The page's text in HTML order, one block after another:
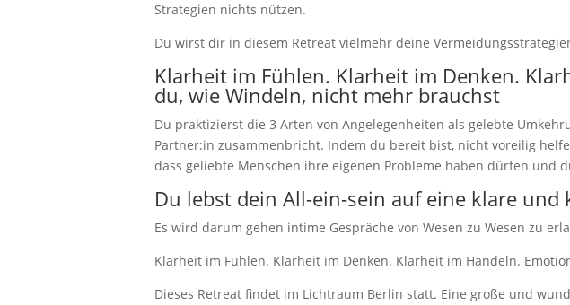
Strategien nichts nützen.
Du wirst dir in diesem Retreat vielmehr deine
Klarheit im Fühlen. Klarheit im Denken.
du, wie Windeln, nicht mehr brauchst
Du praktizierst die 3 Arten von Angelegenheiten als gelebte
Partner:in zusammenbricht. Indem du bereit bist, nicht voreilig
dass geliebte Menschen ihre eigenen Probleme haben dürfen und
Du lebst dein All-ein-sein auf eine klare und
Es wird darum gehen intime Gespräche von Wesen zu Wesen zu
Klarheit im Fühlen. Klarheit im Denken. Klarheit im Handeln.
Dieses Retreat findet im Lichtraum Berlin statt. Eine große und